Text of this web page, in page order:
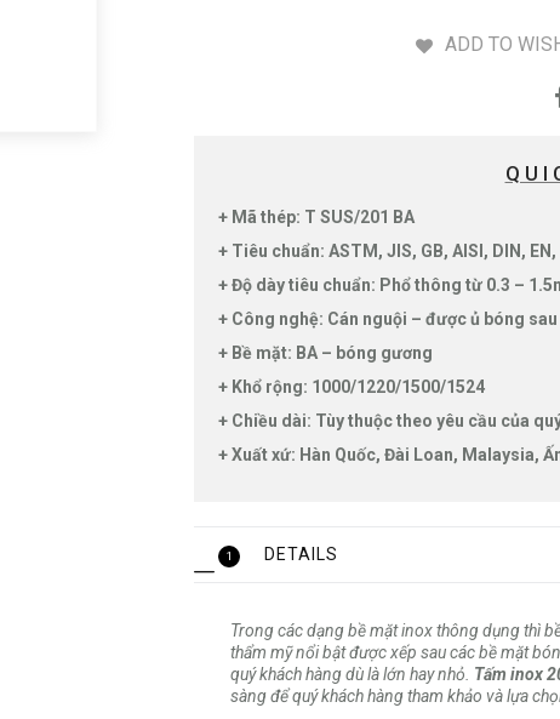
ADD TO
+ Mã thép: T SUS/201 BA
+ Tiêu chuẩn: ASTM, JIS, GB, AISI, DIN, EN,
+ Độ dày tiêu chuẩn: Phổ thông từ 0.3 –
+ Công nghệ: Cán nguội – được ủ bóng
+ Bề mặt: BA – bóng gương
+ Khổ rộng: 1000/1220/1500/1524
+ Chiều dài: Tùy thuộc theo yêu cầu của
+ Xuất xứ: Hàn Quốc, Đài Loan, Malaysia,
1 DETAILS
Trong các dạng bề mặt inox thông dụng thì
thẩm mỹ nổi bật được xếp sau các bề mặt
quý khách hàng dù là lớn hay nhỏ. Tấm inox
sàng để quý khách hàng tham khảo và lựa